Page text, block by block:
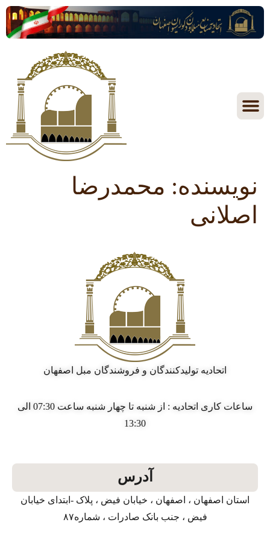
نویسنده: محمدرضا
اصلانی
اتحادیه تولیدکنندگان و فروشندگان مبل اصفهان
ساعات کاری اتحادیه : از شنبه تا چهار شنبه ساعت 07:30 الی
13:30
آدرس
استان اصفهان ، اصفهان ، خیابان فیض ، پلاک -ابتدای خیابان
فیض ، جنب بانک صادرات ، شماره۸۷